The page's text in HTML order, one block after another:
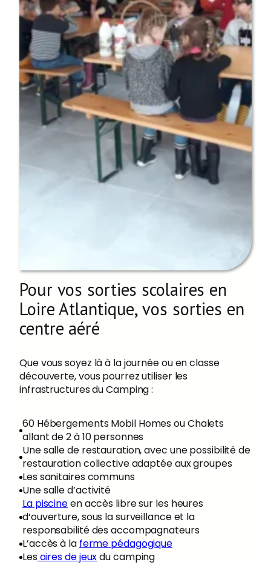
Pour vos sorties scolaires en
Loire Atlantique, vos sorties en
centre aéré
Que vous soyez là à la journée ou en classe
découverte, vous pourrez utiliser les
infrastructures du Camping :
60 Hébergements Mobil Homes ou Chalets
allant de 2 à 10 personnes
Une salle de restauration, avec une possibilité de
restauration collective adaptée aux groupes
Les sanitaires communs
Une salle d’activité
La piscineen accès libre sur les heures
d‘ouverture, sous la surveillance et la
responsabilité des accompagnateurs
L’accès à la ferme pédagogique
Lesaires de jeuxdu camping